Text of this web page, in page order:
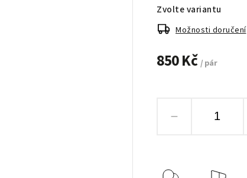
850 Kč / pár
Zvolte variantu
Možnosti doručení